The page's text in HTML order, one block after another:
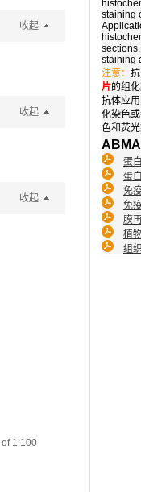
staining
staining
注意：
片的组
抗体应
化染色
色和荧光
蛋
蛋
免
免
膜
植
组
收起
收起
收起
1:100